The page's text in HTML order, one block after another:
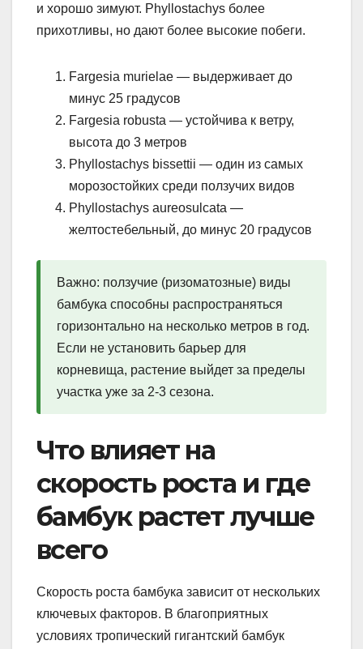
и хорошо зимуют. Phyllostachys более
прихотливы, но дают более высокие побеги.
Fargesia murielae — выдерживает до
минус 25 градусов
Fargesia robusta — устойчива к ветру,
высота до 3 метров
Phyllostachys bissettii — один из самых
морозостойких среди ползучих видов
Phyllostachys aureosulcata —
желтостебельный, до минус 20 градусов
Важно: ползучие (ризоматозные) виды
бамбука способны распространяться
горизонтально на несколько метров в год.
Если не установить барьер для
корневища, растение выйдет за пределы
участка уже за 2-3 сезона.
Что влияет на
скорость роста и где
бамбук растет лучше
всего
Скорость роста бамбука зависит от нескольких
ключевых факторов. В благоприятных
условиях тропический гигантский бамбук